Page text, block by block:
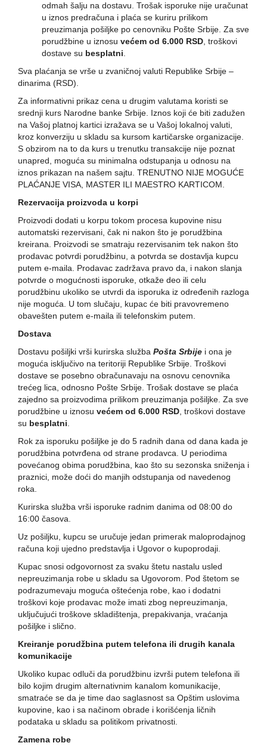
odmah šalju na dostavu. Trošak isporuke nije uračunat
u iznos predračuna i plaća se kuriru prilikom
preuzimanja pošiljke po cenovniku Pošte Srbije. Za sve
porudžbine u iznosu većem od 6.000 RSD , troškovi
dostave su besplatni
Sva plaćanja se vrše u zvaničnoj valuti Republike Srbije –
dinarima (RSD).
Za informativni prikaz cena u drugim valutama koristi se
srednji kurs Narodne banke Srbije. Iznos koji će biti zadužen
na Vašoj platnoj kartici izražava se u Vašoj lokalnoj valuti,
kroz konverziju u skladu sa kursom kartičarske organizacije.
S obzirom na to da kurs u trenutku transakcije nije poznat
unapred, moguća su minimalna odstupanja u odnosu na
iznos prikazan na našem sajtu. TRENUTNO NIJE MOGUĆE
PLAĆANJE VISA, MASTER ILI MAESTRO KARTICOM.
Rezervacija proizvoda u korpi
Proizvodi dodati u korpu tokom procesa kupovine nisu
automatski rezervisani, čak ni nakon što je porudžbina
kreirana. Proizvodi se smatraju rezervisanim tek nakon što
prodavac potvrdi porudžbinu, a potvrda se dostavlja kupcu
putem e-maila. Prodavac zadržava pravo da, i nakon slanja
potvrde o mogućnosti isporuke, otkaže deo ili celu
porudžbinu ukoliko se utvrdi da isporuka iz određenih razloga
nije moguća. U tom slučaju, kupac će biti pravovremeno
obavešten putem e-maila ili telefonskim putem.
Dostava
Dostavu pošiljki vrši kurirska služba Pošta Srbije i ona je
moguća isključivo na teritoriji Republike Srbije. Troškovi
dostave se posebno obračunavaju na osnovu cenovnika
trećeg lica, odnosno Pošte Srbije. Trošak dostave se plaća
zajedno sa proizvodima prilikom preuzimanja pošiljke. Za sve
porudžbine u iznosu većem od 6.000 RSD , troškovi dostave
su besplatni
Rok za isporuku pošiljke je do 5 radnih dana od dana kada je
porudžbina potvrđena od strane prodavca. U periodima
povećanog obima porudžbina, kao što su sezonska sniženja i
praznici, može doći do manjih odstupanja od navedenog
roka.
Kurirska služba vrši isporuke radnim danima od 08:00 do
16:00 časova.
Uz pošiljku, kupcu se uručuje jedan primerak maloprodajnog
računa koji ujedno predstavlja i Ugovor o kupoprodaji.
Kupac snosi odgovornost za svaku štetu nastalu usled
nepreuzimanja robe u skladu sa Ugovorom. Pod štetom se
podrazumevaju moguća oštećenja robe, kao i dodatni
troškovi koje prodavac može imati zbog nepreuzimanja,
uključujući troškove skladištenja, prepakivanja, vraćanja
pošiljke i slično.
Kreiranje porudžbina putem telefona ili drugih kanala
komunikacije
Ukoliko kupac odluči da porudžbinu izvrši putem telefona ili
bilo kojim drugim alternativnim kanalom komunikacije,
smatraće se da je time dao saglasnost sa Opštim uslovima
kupovine, kao i sa načinom obrade i korišćenja ličnih
podataka u skladu sa politikom privatnosti.
Zamena robe